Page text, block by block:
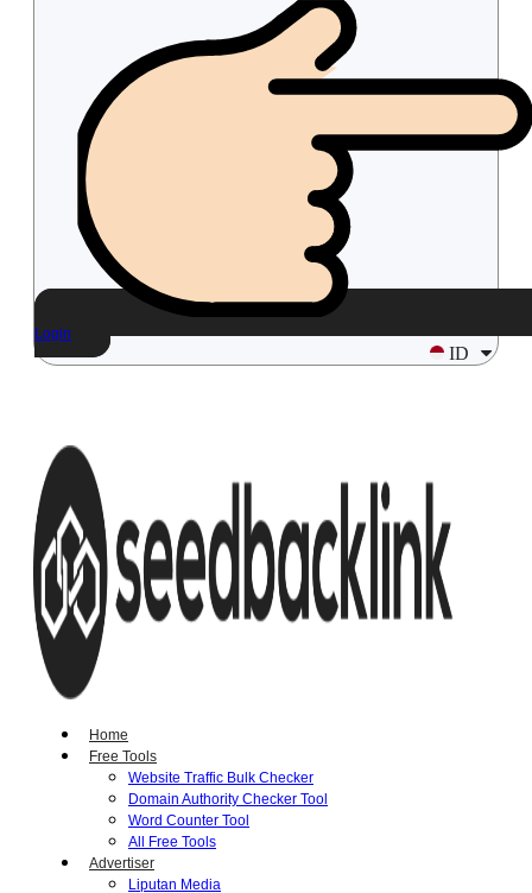
Login
ID
Home
Free Tools
Website Traffic Bulk Checker
Domain Authority Checker Tool
Word Counter Tool
All Free Tools
Advertiser
Liputan Media